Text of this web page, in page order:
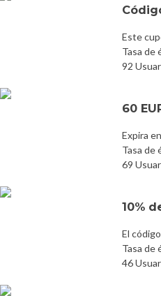
Este
Tasa de
92
60
Expira
Tasa de
69
10%
El
Tasa de
46